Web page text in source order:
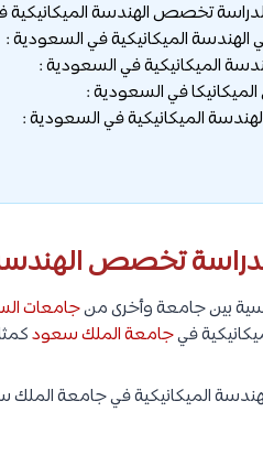
تخصص الهندسة الميكانيكية
الميكانيكية في السعودية :
الميكانيكية في السعودية :
في السعودية :
الميكانيكية في السعودية :
تخصص
بين جامعة وأخرى منجامعات
فيجامعة الملك سعود